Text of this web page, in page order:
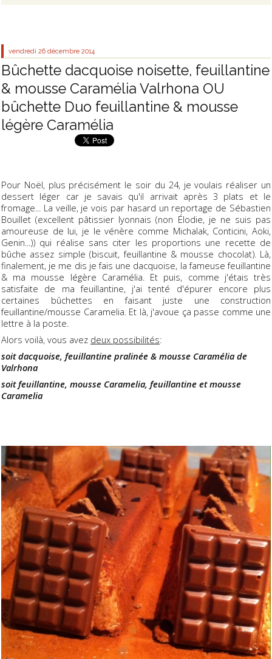
vendredi 26 décembre 2014
Bûchette dacquoise noisette, feuillantine
& mousse Caramélia Valrhona OU
bûchette Duo feuillantine & mousse
légère Caramélia
Pour Noël, plus précisément le soir du 24, je voulais réaliser un
dessert léger car je savais qu'il arrivait après 3 plats et le
fromage... La veille, je vois par hasard un reportage de Sébastien
Bouillet (excellent pâtissier lyonnais (non Élodie, je ne suis pas
amoureuse de lui, je le vénère comme Michalak, Conticini, Aoki,
Genin...)) qui réalise sans citer les proportions une recette de
bûche assez simple (biscuit, feuillantine & mousse chocolat). Là,
finalement, je me dis je fais une dacquoise, la fameuse feuillantine
& ma mousse légère Caramélia. Et puis, comme j'étais très
satisfaite de ma feuillantine, j'ai tenté d'épurer encore plus
certaines bûchettes en faisant juste une construction
feuillantine/mousse Caramelia. Et là, j'avoue ça passe comme une
lettre à la poste.
Alors voilà, vous avez deux possibilités:
soit dacquoise, feuillantine pralinée & mousse Caramélia de
Valrhona
soit feuillantine, mousse Caramelia, feuillantine et mousse
Caramelia